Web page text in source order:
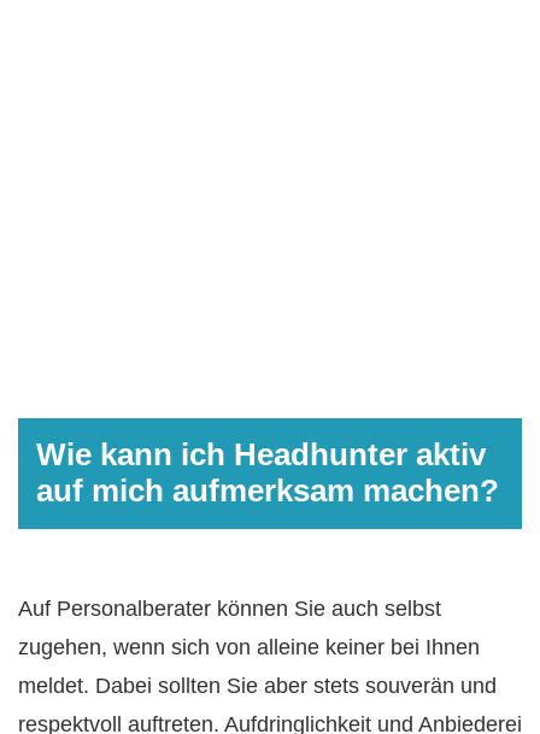
Wie kann ich Headhunter aktiv
auf mich aufmerksam machen?
Auf Personalberater können Sie auch selbst
zugehen, wenn sich von alleine keiner bei Ihnen
meldet. Dabei sollten Sie aber stets souverän und
respektvoll auftreten. Aufdringlichkeit und Anbiederei